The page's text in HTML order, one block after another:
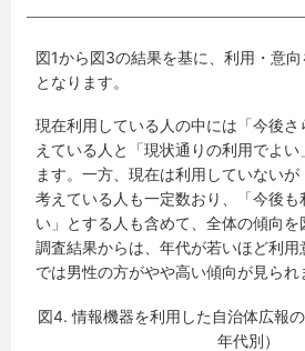
図1から図3の結果を基に、利用・意
となります。
現在利用している人の中には「今後
えている人と「現状通りの利用でよ
ます。一方、現在は利用していないが
考えている人も一定数おり、「今後も
い」とする人も含めて、全体の傾向を
調査結果からは、年代が若いほど利
では男性の方がやや高い傾向が見られ
図4. 情報機器を利用した自治体広報
年代別）